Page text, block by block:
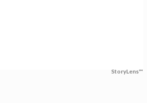
StoryLens™